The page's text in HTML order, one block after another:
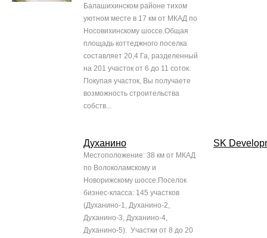
Балашихинском районе тихом
уютном месте в 17 км от МКАД по
Носовихинскому шоссе.Общая
площадь коттеджного поселка
составляет 20,4 Га, разделенный
на 201 участок от 6 до 11 соток.
Покупая участок, Вы получаете
возможность строительства
собств...
Духанино
Местоположение: 38 км от МКАД
по Волоколамскому и
Новорижскому шоссе.Поселок
бизнес-класса: 145 участков
(Духанино-1, Духанино-2,
Духанино-3, Духанино-4,
Духанино-5). Участки от 8 до 20
SK